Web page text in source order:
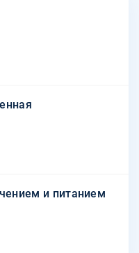
и питанием